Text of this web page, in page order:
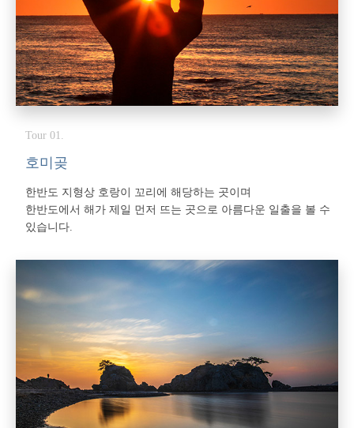
Tour 01.
호미곶
한반도 지형상 호랑이 꼬리에 해당하는 곳이며
한반도에서 해가 제일 먼저 뜨는 곳으로 아름다운 일출을 볼 수
있습니다.